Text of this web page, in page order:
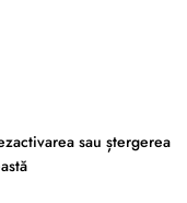
sau ștergerea